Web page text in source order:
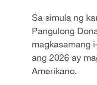
Video
Sa simula ng
Pangulong
magkasamang
ang 2026 ay
Amerikano.